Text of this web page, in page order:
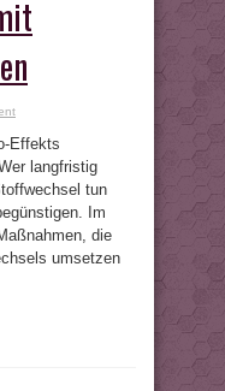
Effekts
langfristig
tun
Im
die
umsetzen